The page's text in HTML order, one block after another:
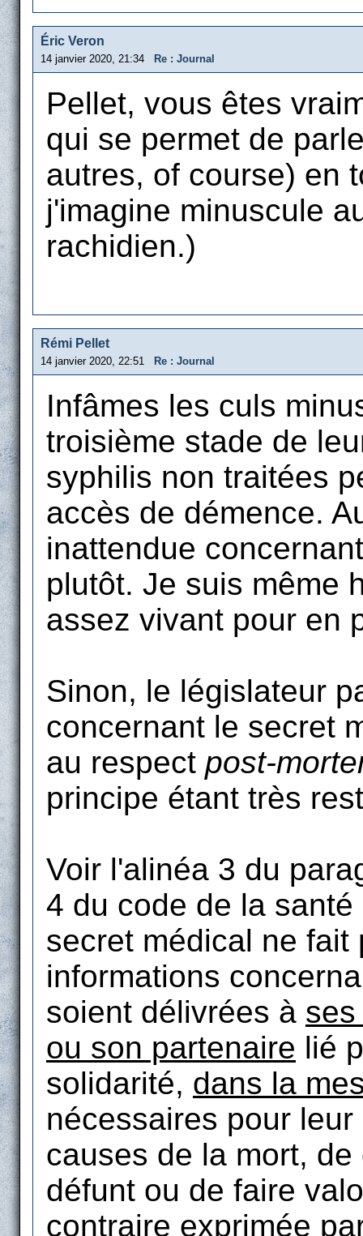
Éric Veron
14 janvier 2020, 21:34 Re : Journal
Pellet, vous êtes
qui se permet de
autres, of course) en
j'imagine minuscule
rachidien.)
Rémi Pellet
14 janvier 2020, 22:51 Re : Journal
Infâmes les culs
troisième stade de
syphilis non traitées
accès de démence.
inattendue
plutôt. Je suis même
assez vivant pour en
Sinon, le législateur
concernant le secret
au respect post-
principe étant très
Voir l'alinéa 3 du
4 du code de la
secret médical ne
informations
soient délivrées à
ou son partenaire lié
solidarité, dans la
nécessaires pour
causes de la mort,
défunt ou de faire
contraire exprimée